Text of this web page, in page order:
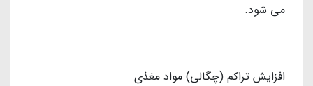
می شود.
افزایش تراکم (چگالی) مواد مغذی